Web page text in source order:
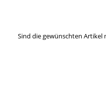
Sind die gewünschten